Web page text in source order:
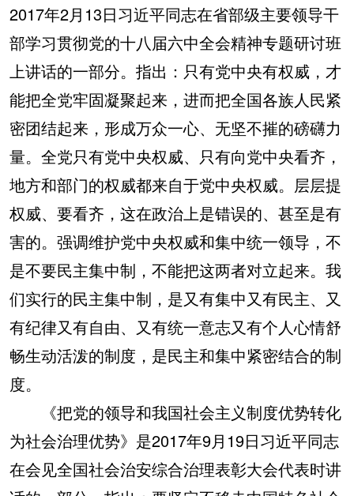
2017年2月13日习近平同志在省部级主要领导干
部学习贯彻党的十八届六中全会精神专题研讨班
上讲话的一部分。指出：只有党中央有权威，才
能把全党牢固凝聚起来，进而把全国各族人民紧
密团结起来，形成万众一心、无坚不摧的磅礴力
量。全党只有党中央权威、只有向党中央看齐，
地方和部门的权威都来自于党中央权威。层层提
权威、要看齐，这在政治上是错误的、甚至是有
害的。强调维护党中央权威和集中统一领导，不
是不要民主集中制，不能把这两者对立起来。我
们实行的民主集中制，是又有集中又有民主、又
有纪律又有自由、又有统一意志又有个人心情舒
畅生动活泼的制度，是民主和集中紧密结合的制
度。
《把党的领导和我国社会主义制度优势转化
为社会治理优势》是2017年9月19日习近平同志
在会见全国社会治安综合治理表彰大会代表时讲